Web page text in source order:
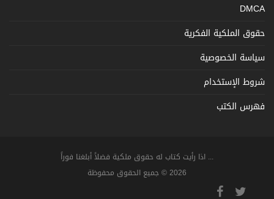
DMCA
حقوق الملكية الفكرية
سياسة الخصوصية
شروط الإستخدام
فهرس الكتب
... اذا رأيت كتاب له حقوق ملكية فضلاً أبلغنا فوراً
2026 © جميع الحقوق محفوظة